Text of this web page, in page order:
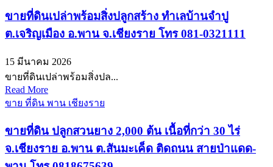
ขายที่ดินเปล่าพร้อมสิ่งปลูกสร้าง ทำเลบ้านจำปู
ต.เจริญเมือง อ.พาน จ.เชียงราย โทร 081-0321111
15 มีนาคม 2026
ขายที่ดินเปล่าพร้อมสิ่งปล...
Read More
ขาย ที่ดิน พาน เชียงราย
ขายที่ดิน ปลูกสวนยาง 2,000 ต้น เนื้อที่กว่า 30 ไร่
จ.เชียงราย อ.พาน ต.สันมะเค็ด ติดถนน สายป่าแดด-